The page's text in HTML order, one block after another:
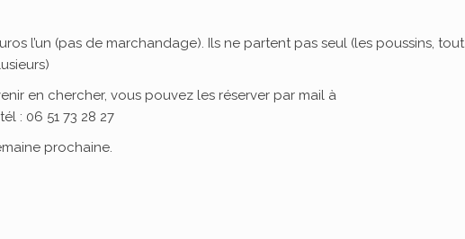
l’un (pas de marchandage). Ils ne partent pas seul (les poussins, tout
en chercher, vous pouvez les réserver par mail à
: 06 51 73 28 27
prochaine.